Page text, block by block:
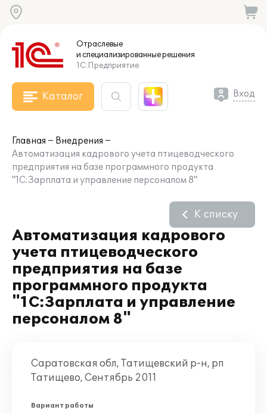
Отраслевые
и специализированныерешения
1С:Предприятие
Каталог Вход
Главная
Внедрения
Автоматизация кадрового учета птицеводческого
предприятия на базе программного продукта
"1С:Зарплата и управление персоналом 8"
Автоматизация кадрового
учета птицеводческого
предприятия на базе
программного продукта
"1С:Зарплата и управление
персоналом 8"
К списку
Саратовская обл, Татищевский р-н, рп
Татищево, Сентябрь 2011
Вариант работы